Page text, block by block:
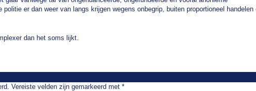
er dan weer van langs krijgen wegens onbegrip, buiten proportioneel handelen
dan het soms lijkt.
Vereiste velden zijn gemarkeerd met *